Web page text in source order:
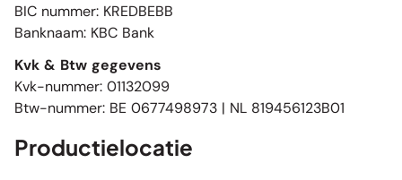
BIC nummer: KREDBEBB
Banknaam: KBC Bank
Kvk & Btw gegevens
Kvk-nummer: 01132099
Btw-nummer: BE 0677498973 | NL 819456123B01
Productielocatie